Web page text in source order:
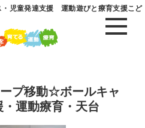
・児童発達支援 運動遊びと療育支援こど
プ移動☆ボールキャ
運動療育・天台